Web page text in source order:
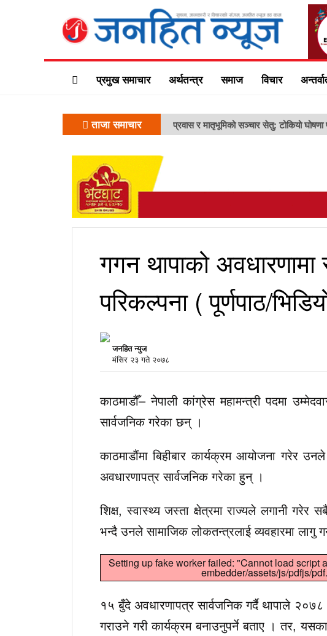
प्रमुख समाचार अर्थतन्त्र समाज विचार
ताजा समाचार प्रवास र मातृभूमिको सञ्चार सेतु: टोकियो
गगन थापाको अवधारणामा
परिकल्पना ( पूर्णपाठ/
जनहित न्युज
मंसिर २३ गते २०७८
काठमाडौँ– नेपाली कांग्रेस महामन्त्री पदमा
सार्वजनिक गरेका छन् ।
काठमाडौंमा बिहीबार कार्यक्रम आयोजना गरेर
अवधारणापत्र सार्वजनिक गरेका हुन् ।
शिक्ष, स्वास्थ्य जस्ता क्षेत्रमा राज्यले लगानी गरेर
भन्दै उनले सामाजिक लोकतन्त्रलाई व्यवहारमा लागु
Setting up fake worker failed: "Cannot load script
embedder/assets/js/pdfjs/
१५ बुँदे अवधारणापत्र सार्वजनिक गर्दै थापाले
गराउने गरी कार्यक्रम बनाउनुपर्ने बताए । तर,